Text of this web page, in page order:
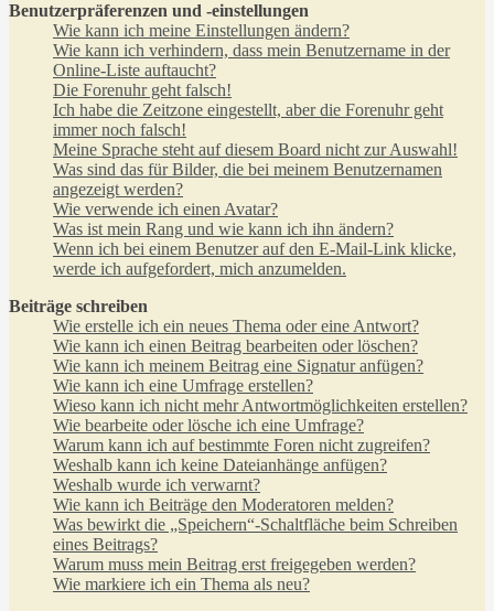
Benutzerpräferenzen und -einstellungen
Wie kann ich meine Einstellungen ändern?
Wie kann ich verhindern, dass mein Benutzername in der
Online-Liste auftaucht?
Die Forenuhr geht falsch!
Ich habe die Zeitzone eingestellt, aber die Forenuhr geht
immer noch falsch!
Meine Sprache steht auf diesem Board nicht zur Auswahl!
Was sind das für Bilder, die bei meinem Benutzernamen
angezeigt werden?
Wie verwende ich einen Avatar?
Was ist mein Rang und wie kann ich ihn ändern?
Wenn ich bei einem Benutzer auf den E-Mail-Link klicke,
werde ich aufgefordert, mich anzumelden.
Beiträge schreiben
Wie erstelle ich ein neues Thema oder eine Antwort?
Wie kann ich einen Beitrag bearbeiten oder löschen?
Wie kann ich meinem Beitrag eine Signatur anfügen?
Wie kann ich eine Umfrage erstellen?
Wieso kann ich nicht mehr Antwortmöglichkeiten erstellen?
Wie bearbeite oder lösche ich eine Umfrage?
Warum kann ich auf bestimmte Foren nicht zugreifen?
Weshalb kann ich keine Dateianhänge anfügen?
Weshalb wurde ich verwarnt?
Wie kann ich Beiträge den Moderatoren melden?
Was bewirkt die „Speichern“-Schaltfläche beim Schreiben
eines Beitrags?
Warum muss mein Beitrag erst freigegeben werden?
Wie markiere ich ein Thema als neu?